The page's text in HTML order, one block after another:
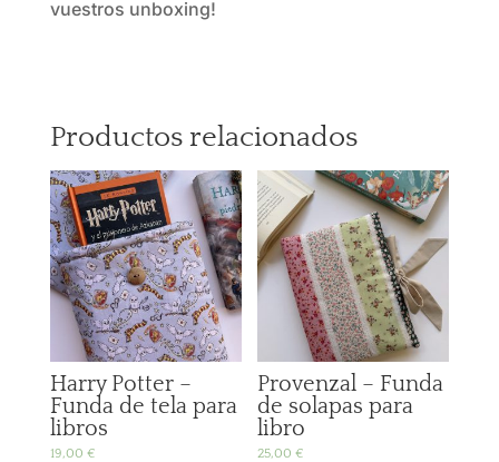
vuestros unboxing!
Productos relacionados
Harry Potter –
Funda de tela para
libros
19,00 €
Provenzal – Funda
de solapas para
libro
25,00€